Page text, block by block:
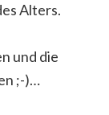
Alters.
und die
;-)…